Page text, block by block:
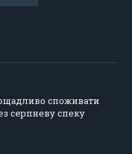
споживати
серпневу спеку